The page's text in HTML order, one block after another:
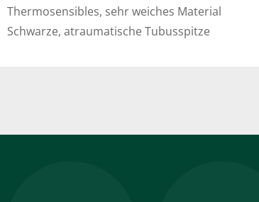
Thermosensibles, sehr weiches Material
Schwarze, atraumatische Tubusspitze